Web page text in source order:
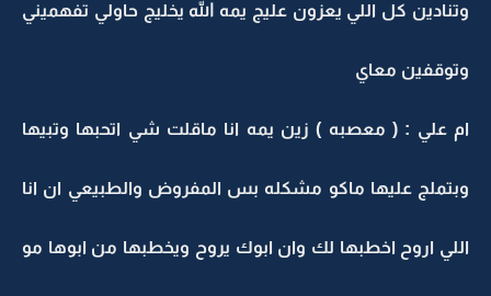
وتنادين كل اللي يعزون عليج يمه الله يخليج حاولي تفهميني
وتوقفين معاي
ام علي : ( معصبه ) زين يمه انا ماقلت شي اتحبها وتبيها
وبتملج عليها ماكو مشكله بس المفروض والطبيعي ان انا
اللي اروح اخطبها لك وان ابوك يروح ويخطبها من ابوها مو